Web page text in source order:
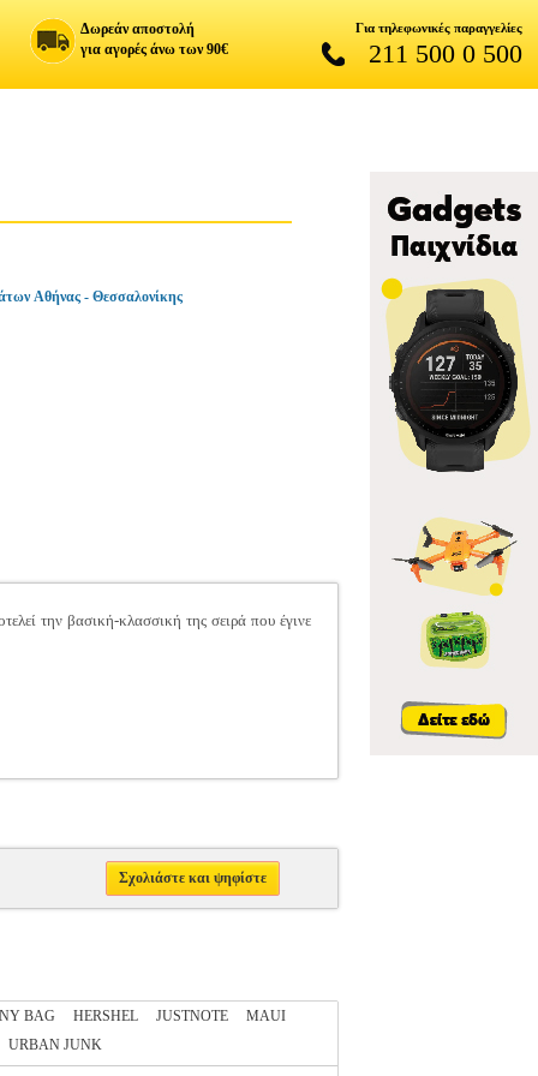
Δωρεάν αποστολή
για αγορές άνω των 90€
Για τηλεφωνικές παραγγελίες
211 500 0 500
Αθήνας - Θεσσαλονίκης
την βασική-κλασσική της σειρά που έγινε
Σχολιάστε και ψηφίστε
BAG HERSHEL JUSTNOTE
MAUI
URBAN JUNK